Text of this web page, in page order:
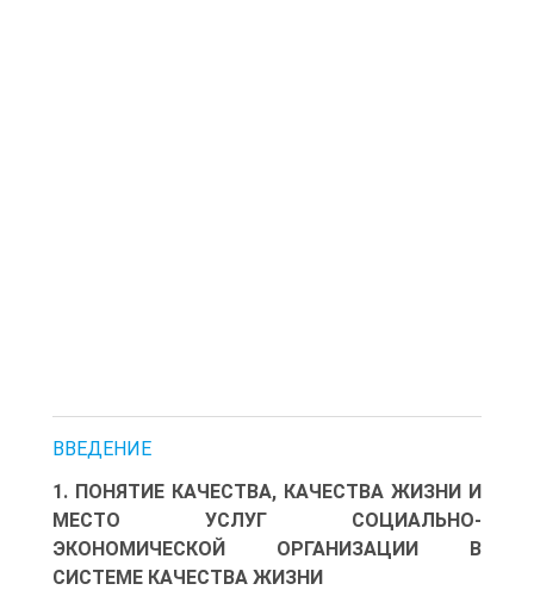
ВВЕДЕНИЕ
1. ПОНЯТИЕ КАЧЕСТВА, КАЧЕСТВА ЖИЗНИ И
МЕСТО УСЛУГ СОЦИАЛЬНО-
ЭКОНОМИЧЕСКОЙ ОРГАНИЗАЦИИ В
СИСТЕМЕ КАЧЕСТВА ЖИЗНИ